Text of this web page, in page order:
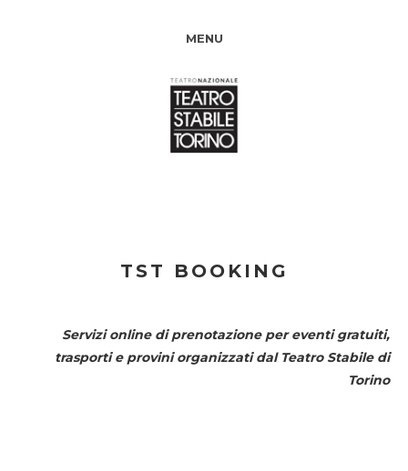
MENU
TST BOOKING
Servizi online di prenotazione per eventi gratuiti,
trasporti e provini organizzati dal Teatro Stabile di
Torino